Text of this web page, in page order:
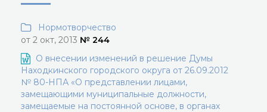
Нормотворчество
от 2 окт, 2013 № 244
О внесении изменений в решение Думы
Находкинского городского округа от 26.09.2012
№ 80-НПА «О представлении лицами,
замещающими муниципальные должности,
замещаемые на постоянной основе, в органах